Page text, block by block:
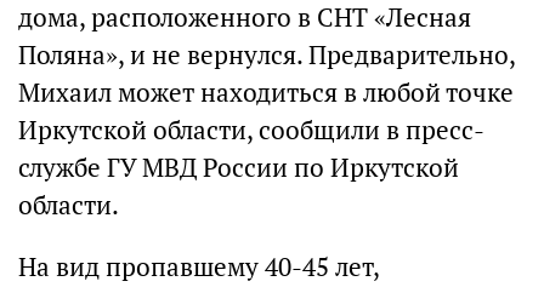
дома, расположенного в СНТ «Лесная
Поляна», и не вернулся. Предварительно,
Михаил может находиться в любой точке
Иркутской области, сообщили в пресс-
службе ГУ МВД России по Иркутской
области.
На вид пропавшему 40-45 лет,